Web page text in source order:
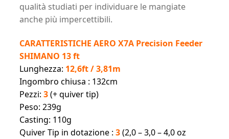
qualità studiati per individuare le mangiate
anche più impercettibili.
CARATTERISTICHE AERO X7A Precision Feeder
SHIMANO 13 ft
Lunghezza: 12,6ft / 3,81m
Ingombro chiusa : 132cm
Pezzi: 3(+ quiver tip)
Peso: 239g
Casting: 110g
Quiver Tip in dotazione : 3(2,0 – 3,0 – 4,0 oz